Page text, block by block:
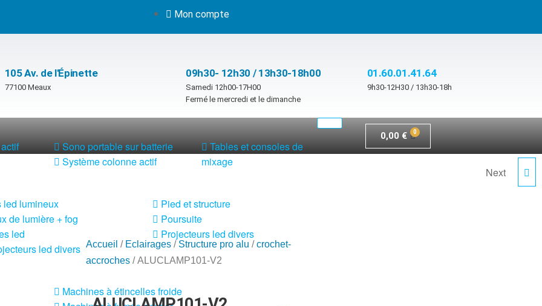
Mon compte
105 Av. de l'Épinette
77100 Meaux
09h30- 12h30 / 13h30-18h00
Samedi 12h00-17H00
Fermé le mercredi et le dimanche
01.60.01.41.64
9h30-12H30 / 13h30-18h
Sono portable sur batterie
Système colonne actif
Tables et consoles de
mixage
led lumineux
de lumière + fog
led
led divers
Pied et structure
Poursuite
Projecteurs led divers
Machines à étincelles froide
0,00 €
MOJO2200CURVENext
Accueil / Eclairages / Structure pro alu /crochet-
accroches / ALUCLAMP101-V2